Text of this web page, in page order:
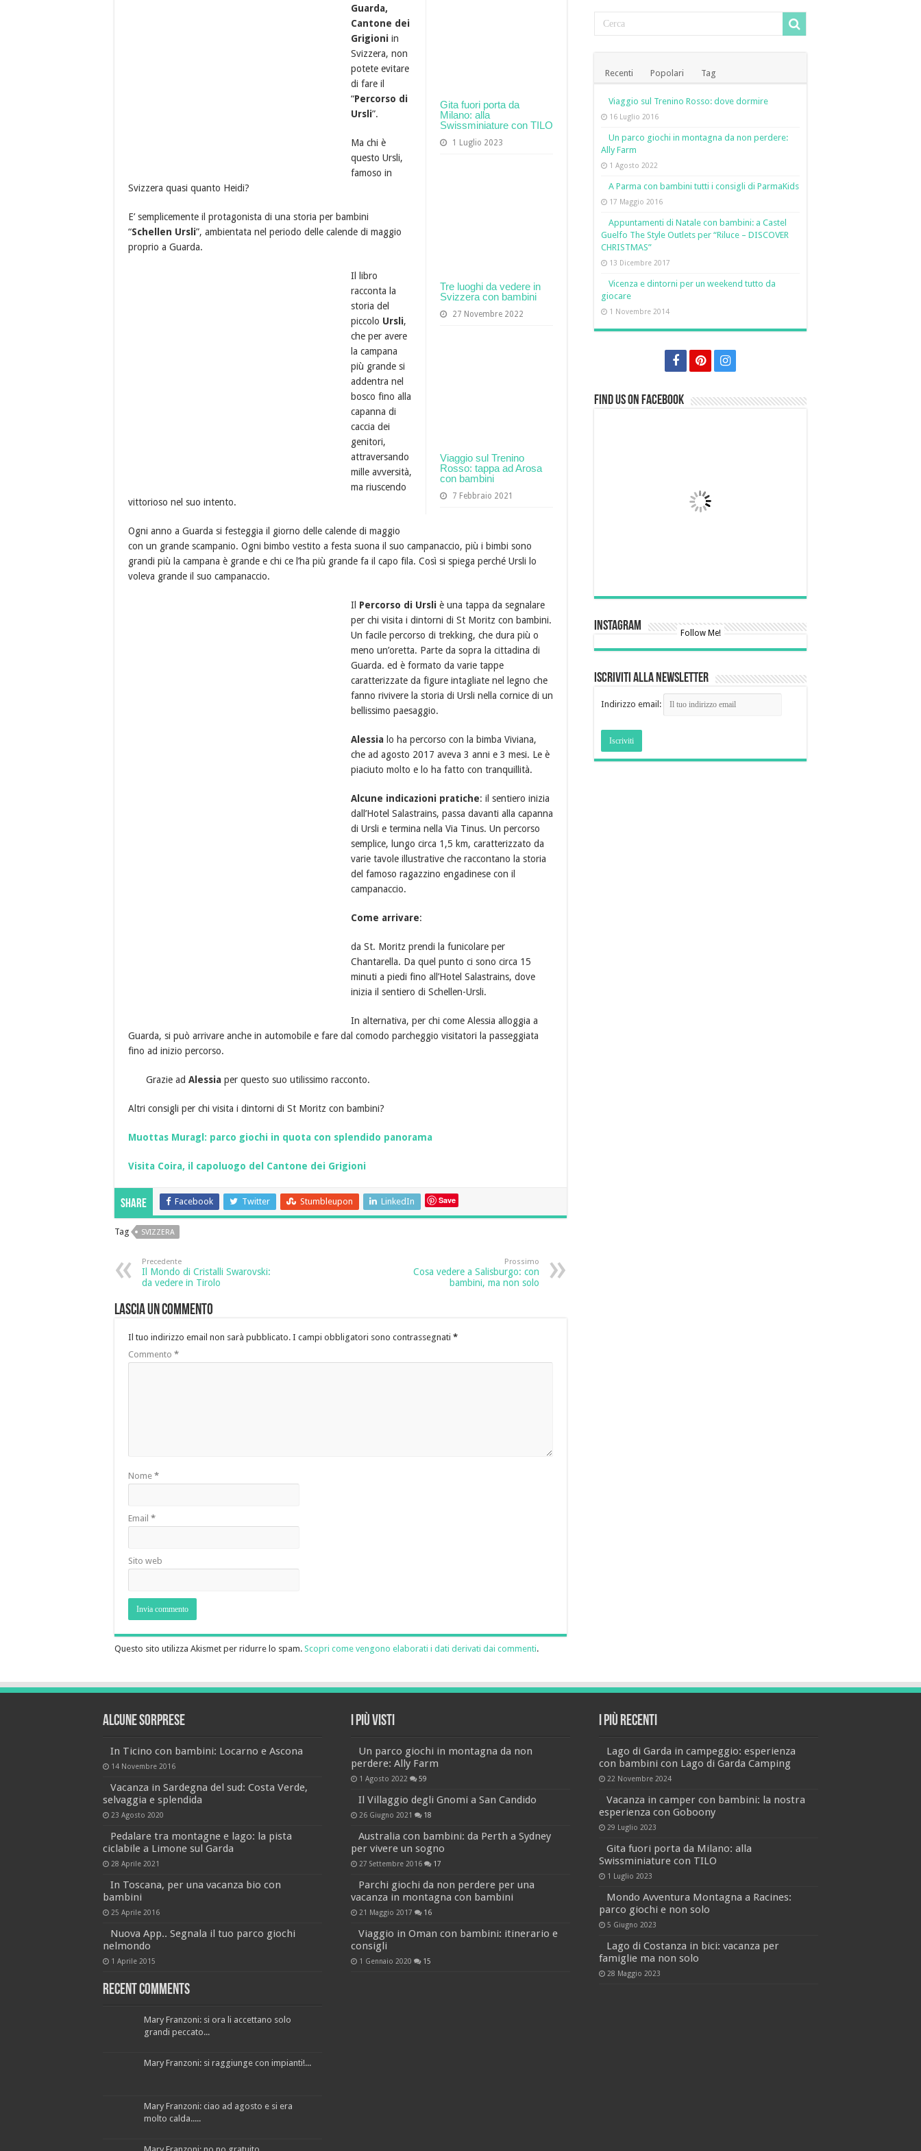
Gita fuori porta da
Milano: alla
Swissminiature con TILO
1 Luglio 2023
Tre luoghi da vedere in
Svizzera con bambini
27 Novembre 2022
Viaggio sul Trenino
Rosso: tappa ad Arosa
con bambini
7 Febbraio 2021
Guarda,
Cantone dei
Grigioni in
Svizzera, non
potete evitare
di fare il
“Percorso di
Ursli”.
Ma chi è
questo Ursli,
famoso in
Svizzera quasi quanto Heidi?
E’ semplicemente il protagonista di una storia per bambini
“Schellen Ursli”, ambientata nel periodo delle calende di maggio
proprio a Guarda.
Il libro
racconta la
storia del
piccolo Ursli,
che per avere
la campana
più grande si
addentra nel
bosco fino alla
capanna di
caccia dei
genitori,
attraversando
mille avversità,
ma riuscendo
vittorioso nel suo intento.
Ogni anno a Guarda si festeggia il giorno delle calende di maggio
con un grande scampanio. Ogni bimbo vestito a festa suona il suo campanaccio, più i bimbi sono
grandi più la campana è grande e chi ce l’ha più grande fa il capo fila. Così si spiega perché Ursli lo
voleva grande il suo campanaccio.
Il Percorso di Ursli è una tappa da segnalare
per chi visita i dintorni di St Moritz con bambini.
Un facile percorso di trekking, che dura più o
meno un’oretta. Parte da sopra la cittadina di
Guarda. ed è formato da varie tappe
caratterizzate da figure intagliate nel legno che
fanno rivivere la storia di Ursli nella cornice di un
bellissimo paesaggio.
Alessia lo ha percorso con la bimba Viviana,
che ad agosto 2017 aveva 3 anni e 3 mesi. Le è
piaciuto molto e lo ha fatto con tranquillità.
Alcune indicazioni pratiche: il sentiero inizia
dall’Hotel Salastrains, passa davanti alla capanna
di Ursli e termina nella Via Tinus. Un percorso
semplice, lungo circa 1,5 km, caratterizzato da
varie tavole illustrative che raccontano la storia
del famoso ragazzino engadinese con il
campanaccio.
Come arrivare:
da St. Moritz prendi la funicolare per
Chantarella. Da quel punto ci sono circa 15
minuti a piedi fino all’Hotel Salastrains, dove
inizia il sentiero di Schellen-Ursli.
In alternativa, per chi come Alessia alloggia a
Guarda, si può arrivare anche in automobile e fare dal comodo parcheggio visitatori la passeggiata
fino ad inizio percorso.
Grazie ad Alessia per questo suo utilissimo racconto.
Altri consigli per chi visita i dintorni di St Moritz con bambini?
Muottas Muragl: parco giochi in quota con splendido panorama
Visita Coira, il capoluogo del Cantone dei Grigioni
Share Facebook Twitter Stumbleupon LinkedIn Save
Tag SVIZZERA
Precedente
Il Mondo di Cristalli Swarovski:
da vedere in Tirolo
Prossimo
Cosa vedere a Salisburgo: con
bambini, ma non solo
Lascia un commento
Il tuo indirizzo email non sarà pubblicato. I campi obbligatori sono contrassegnati *
Commento *
Nome *
Email *
Sito web
Questo sito utilizza Akismet per ridurre lo spam. Scopri come vengono elaborati i dati derivati dai commenti.
Recenti Popolari Tag
Viaggio sul Trenino Rosso: dove dormire
16 Luglio 2016
Un parco giochi in montagna da non perdere:
Ally Farm
1 Agosto 2022
A Parma con bambini tutti i consigli di ParmaKids
17 Maggio 2016
Appuntamenti di Natale con bambini: a Castel
Guelfo The Style Outlets per “Riluce – DISCOVER
CHRISTMAS”
13 Dicembre 2017
Vicenza e dintorni per un weekend tutto da
giocare
1 Novembre 2014
Find us on Facebook
Instagram Follow Me!
Iscriviti alla newsletter
Indirizzo email:
Alcune sorprese
In Ticino con bambini: Locarno e Ascona
14 Novembre 2016
Vacanza in Sardegna del sud: Costa Verde,
selvaggia e splendida
23 Agosto 2020
Pedalare tra montagne e lago: la pista
ciclabile a Limone sul Garda
28 Aprile 2021
In Toscana, per una vacanza bio con
bambini
25 Aprile 2016
Nuova App.. Segnala il tuo parco giochi
nelmondo
1 Aprile 2015
Recent Comments
Mary Franzoni: si ora li accettano solo
grandi peccato...
Mary Franzoni: si raggiunge con impianti!...
Mary Franzoni: ciao ad agosto e si era
molto calda.....
I più visti
Un parco giochi in montagna da non
perdere: Ally Farm
1 Agosto 2022 59
Il Villaggio degli Gnomi a San Candido
26 Giugno 2021 18
Australia con bambini: da Perth a Sydney
per vivere un sogno
27 Settembre 2016 17
Parchi giochi da non perdere per una
vacanza in montagna con bambini
21 Maggio 2017 16
Viaggio in Oman con bambini: itinerario e
consigli
1 Gennaio 2020 15
I più recenti
Lago di Garda in campeggio: esperienza
con bambini con Lago di Garda Camping
22 Novembre 2024
Vacanza in camper con bambini: la nostra
esperienza con Goboony
29 Luglio 2023
Gita fuori porta da Milano: alla
Swissminiature con TILO
1 Luglio 2023
Mondo Avventura Montagna a Racines:
parco giochi e non solo
5 Giugno 2023
Lago di Costanza in bici: vacanza per
famiglie ma non solo
28 Maggio 2023